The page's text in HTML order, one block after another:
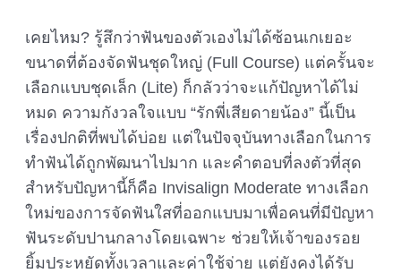
เคยไหม? รู้สึกว่าฟันของตัวเองไม่ได้ซ้อนเกเยอะ
ขนาดที่ต้องจัดฟันชุดใหญ่ (Full Course) แต่ครั้นจะ
เลือกแบบชุดเล็ก (Lite) ก็กลัวว่าจะแก้ปัญหาได้ไม่
หมด ความกังวลใจแบบ “รักพี่เสียดายน้อง” นี้เป็น
เรื่องปกติที่พบได้บ่อย แต่ในปัจจุบันทางเลือกในการ
ทำฟันได้ถูกพัฒนาไปมาก และคำตอบที่ลงตัวที่สุด
สำหรับปัญหานี้ก็คือ Invisalign Moderate ทางเลือก
ใหม่ของการจัดฟันใสที่ออกแบบมาเพื่อคนที่มีปัญหา
ฟันระดับปานกลางโดยเฉพาะ ช่วยให้เจ้าของรอย
ยิ้มประหยัดทั้งเวลาและค่าใช้จ่าย แต่ยังคงได้รับ